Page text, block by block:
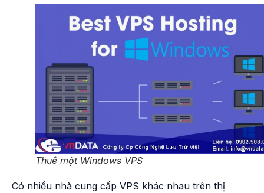
Thuê một Windows VPS
Có nhiều nhà cung cấp VPS khác nhau trên thị